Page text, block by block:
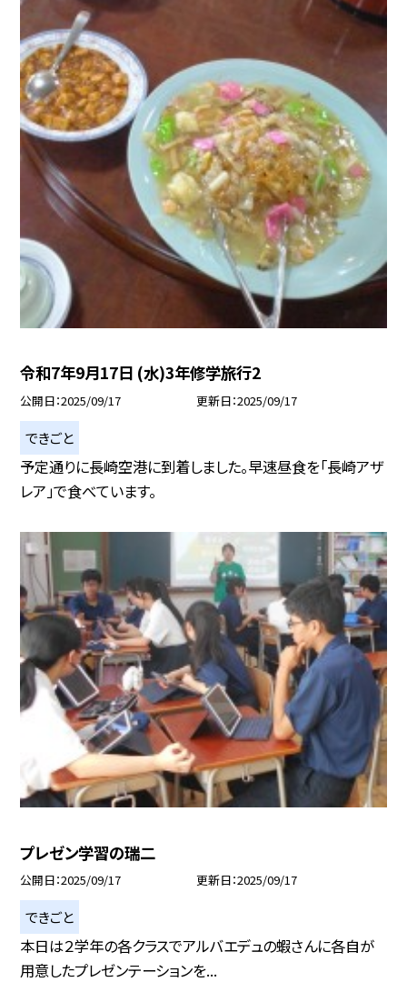
令和7年9月17日 (水)3年修学旅行2
公開日 2025/09/17 更新日 2025/09/17
できごと
予定通りに長崎空港に到着しました。早速昼食を「長崎アザ
レア」で食べています。
プレゼン学習の瑞二
公開日 2025/09/17 更新日 2025/09/17
できごと
本日は２学年の各クラスでアルバエデュの蝦さんに各自が
用意したプレゼンテーションを...